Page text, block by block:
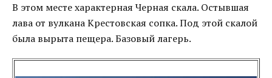
В этом месте характерная Черная скала. Остывшая
лава от вулкана Крестовская сопка. Под этой скалой
была вырыта пещера. Базовый лагерь.